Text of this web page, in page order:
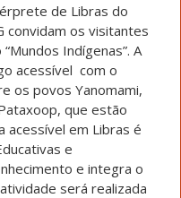
de Libras do
convidam os visitantes
Indígenas”. A
acessível com o
os povos Yanomami,
que estão
acessível em Libras é
e
e integra o
será realizada